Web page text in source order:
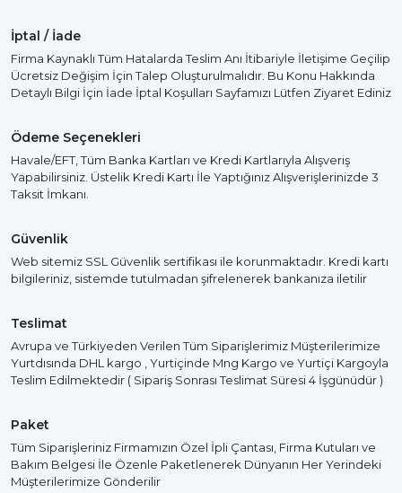
İptal / İade
Firma Kaynaklı Tüm Hatalarda Teslim Anı İtibariyle İletişime Geçilip
Ücretsiz Değişim İçin Talep Oluşturulmalıdır. Bu Konu Hakkında
Detaylı Bilgi İçin İade İptal Koşulları Sayfamızı Lütfen Ziyaret Ediniz
Ödeme Seçenekleri
Havale/EFT, Tüm Banka Kartları ve Kredi Kartlarıyla Alışveriş
Yapabilirsiniz. Üstelik Kredi Kartı İle Yaptığınız Alışverişlerinizde 3
Taksit İmkanı.
Güvenlik
Web sitemiz SSL Güvenlik sertifikası ile korunmaktadır. Kredi kartı
bilgileriniz, sistemde tutulmadan şifrelenerek bankanıza iletilir
Teslimat
Avrupa ve Türkiyeden Verilen Tüm Siparişlerimiz Müşterilerimize
Yurtdısında DHL kargo , Yurtiçinde Mng Kargo ve Yurtiçi Kargoyla
Teslim Edilmektedir ( Sipariş Sonrası Teslimat Süresi 4 İşgünüdür )
Paket
Tüm Siparişleriniz Firmamızın Özel İpli Çantası, Firma Kutuları ve
Bakım Belgesi İle Özenle Paketlenerek Dünyanın Her Yerindeki
Müşterilerimize Gönderilir